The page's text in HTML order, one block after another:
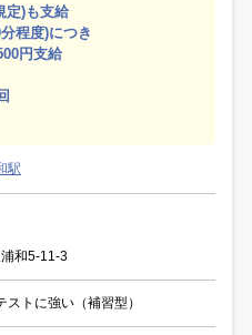
定)も支給
程度)につき
円支給
駅
和5-11-3
トに強い（補習型）